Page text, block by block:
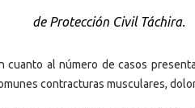
de Protección Civil Táchira.
cuanto al número de casos
contracturas musculares,